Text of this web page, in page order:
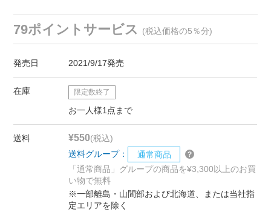
79ポイントサービス (税込価格の5％分)
発売日 2021/9/17発売
在庫 限定数終了
お一人様1点まで
送料 ¥550(税込)
送料グループ：
通常商品
「通常商品」グループの商品を¥3,300以上のお買
い物で無料
※一部離島・山間部および北海道、または当社指
定エリアを除く